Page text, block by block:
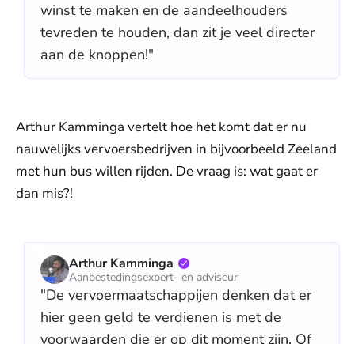
winst te maken en de aandeelhouders
tevreden te houden, dan zit je veel directer
aan de knoppen!"
Arthur Kamminga vertelt hoe het komt dat er nu
nauwelijks vervoersbedrijven in bijvoorbeeld Zeeland
met hun bus willen rijden. De vraag is: wat gaat er
dan mis?!
Arthur Kamminga
Aanbestedingsexpert- en adviseur
"De vervoermaatschappijen denken dat er
hier geen geld te verdienen is met de
voorwaarden die er op dit moment zijn. Of